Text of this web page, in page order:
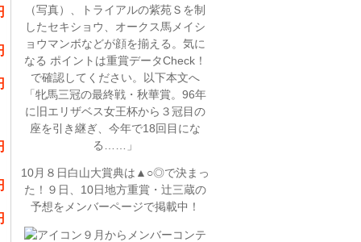
（写真）、トライアルの紫苑Ｓを制
したセキショウ、オークス馬メイシ
ョウマンボなどが顔を揃える。気に
なる ポイントは重賞データCheck！
で確認してください。以下本文へ
「牝馬三冠の最終戦・秋華賞。96年
に旧エリザベス女王杯から３冠目の
座を引き継ぎ、今年で18回目にな
る……」
10月８日白山大賞典は▲○◎で決まっ
た！９日、10日地方重賞・辻三蔵の
予想をメンバーページで掲載中！
９月からメンバーコンテ